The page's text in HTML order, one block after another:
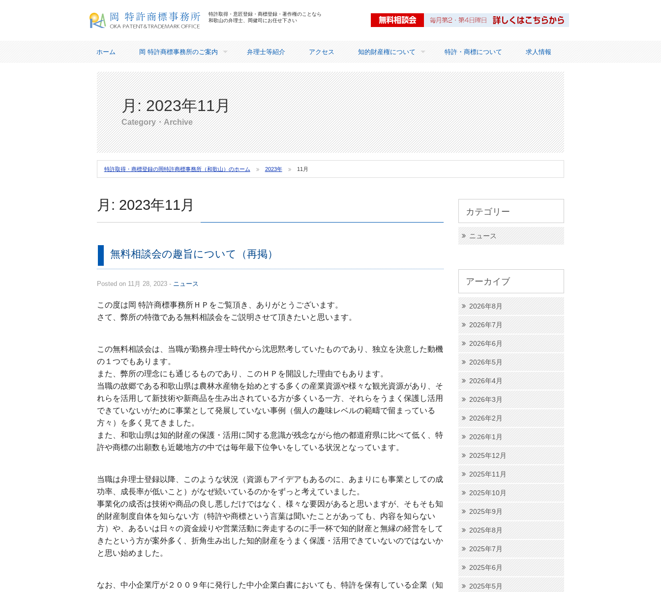
特許取得・意匠登録・商標登録・著作権のことなら
和歌山の弁理士、岡健司にお任せ下さい
ホーム 岡 特許商標事務所のご案内
業務内容
リンク
プライバシーポリシー
弁理士等紹介 アクセス 知的財産権について
知的財産権を取得するメリット
特許・商標について 求人情報
月:2023年11月
Category・Archive
特許取得・商標登録の岡特許商標事務所（和歌山）のホーム 2023年 11月
月: 2023年11月
無料相談会の趣旨について（再掲）
Posted on 11月 28, 2023 - ニュース
この度は岡 特許商標事務所ＨＰをご覧頂き、ありがとうございます。
さて、弊所の特徴である無料相談会をご説明させて頂きたいと思います。
この無料相談会は、当職が勤務弁理士時代から沈思黙考していたものであり、独立を決意した動機
の１つでもあります。
また、弊所の理念にも通じるものであり、このＨＰを開設した理由でもあります。
当職の故郷である和歌山県は農林水産物を始めとする多くの産業資源や様々な観光資源があり、そ
れらを活用して新技術や新商品を生み出されている方が多くいる一方、それらをうまく保護し活用
できていないがために事業として発展していない事例（個人の趣味レベルの範疇で留まっている
方々）を多く見てきました。
また、和歌山県は知的財産の保護・活用に関する意識が残念ながら他の都道府県に比べて低く、特
許や商標の出願数も近畿地方の中では毎年最下位争いをしている状況となっています。
当職は弁理士登録以降、このような状況（資源もアイデアもあるのに、あまりにも事業としての成
功率、成長率が低いこと）がなぜ続いているのかをずっと考えていました。
事業化の成否は技術や商品の良し悪しだけではなく、様々な要因があると思いますが、そもそも知
的財産制度自体を知らない方（特許や商標という言葉は聞いたことがあっても、内容を知らない
方）や、あるいは日々の資金繰りや営業活動に奔走するのに手一杯で知的財産と無縁の経営をして
きたという方が案外多く、折角生み出した知的財産をうまく保護・活用できていないのではないか
と思い始めました。
なお、中小企業庁が２００９年に発行した中小企業白書においても、特許を保有している企業（知
カテゴリー
ニュース
アーカイブ
2026年8月
2026年7月
2026年6月
2026年5月
2026年4月
2026年3月
2026年2月
2026年1月
2025年12月
2025年11月
2025年10月
2025年9月
2025年8月
2025年7月
2025年6月
2025年5月